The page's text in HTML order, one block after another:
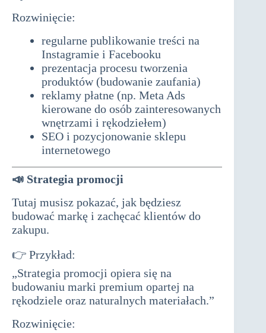
Rozwinięcie:
regularne publikowanie treści na
Instagramie i Facebooku
prezentacja procesu tworzenia
produktów (budowanie zaufania)
reklamy płatne (np. Meta Ads
kierowane do osób zainteresowanych
wnętrzami i rękodziełem)
SEO i pozycjonowanie sklepu
internetowego
📣 Strategia promocji
Tutaj musisz pokazać, jak będziesz
budować markę i zachęcać klientów do
zakupu.
👉 Przykład:
„Strategia promocji opiera się na
budowaniu marki premium opartej na
rękodziele oraz naturalnych materiałach.”
Rozwinięcie: